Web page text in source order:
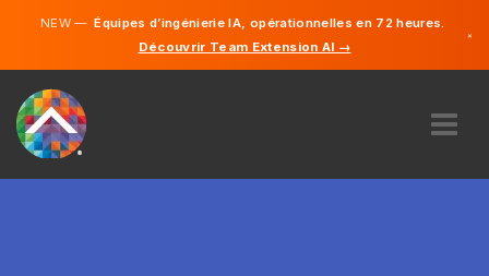
NEW —Équipes d’ingénierie IA, opérationnelles en 72 heures.
Découvrir Team Extension AI →
×